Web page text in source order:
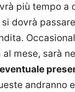
più tempo a
dovrà
al mese, sarà
andranno